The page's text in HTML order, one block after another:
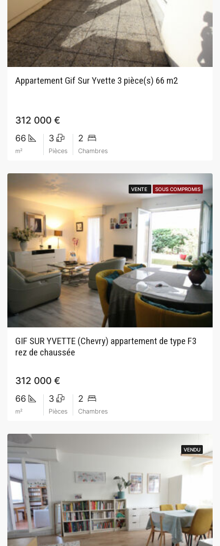
Appartement Gif Sur Yvette 3 pièce(s) 66 m2
312 000 €
66
m²
3
Pièces
2
Chambres
VENTE SOUS COMPROMIS
VENTE SOUS COMPROMIS
GIF SUR YVETTE (Chevry) appartement de type F3
rez de chaussée
312 000 €
66
m²
3
Pièces
2
Chambres
VENDU
VENDU